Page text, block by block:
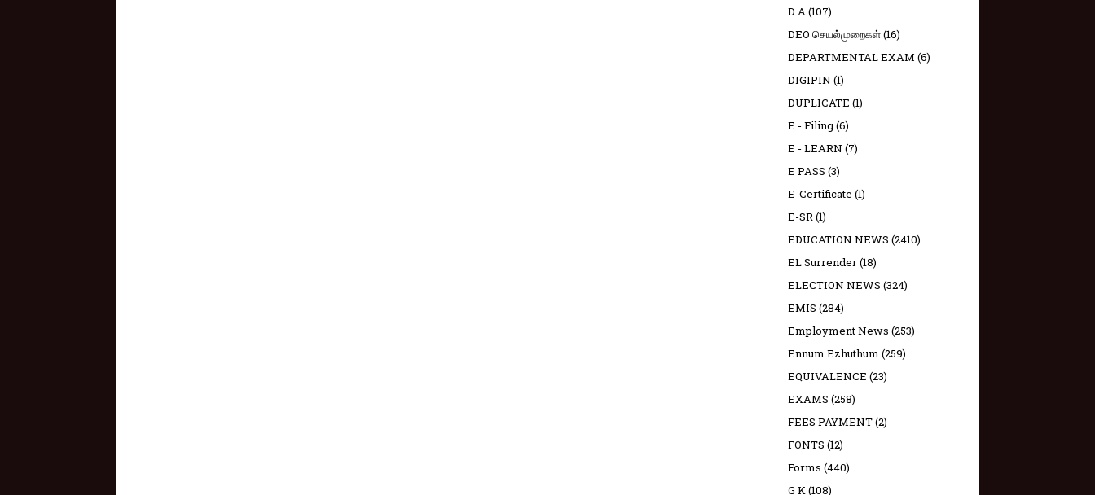
D A(107)
DEO செயல்முறைகள்(16)
DEPARTMENTAL EXAM (6)
DIGIPIN (1)
DUPLICATE (1)
E - Filing(6)
E - LEARN (7)
E PASS (3)
E-Certificate (1)
E-SR(1)
EDUCATION NEWS (2410)
EL Surrender(18)
ELECTION NEWS (324)
EMIS (284)
Employment News (253)
Ennum Ezhuthum (259)
EQUIVALENCE (23)
EXAMS (258)
FEES PAYMENT(2)
FONTS (12)
Forms (440)
G K(108)